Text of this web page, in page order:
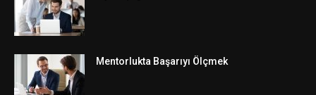
Mentorlukta Başarıyı Ölçmek